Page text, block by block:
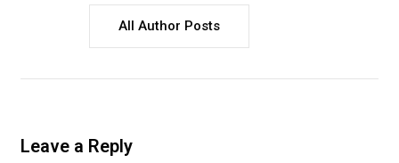
All Author Posts
Leave a Reply